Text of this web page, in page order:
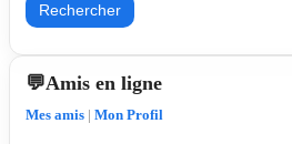
Rechercher
Amis en ligne
Mes amis | Mon Profil